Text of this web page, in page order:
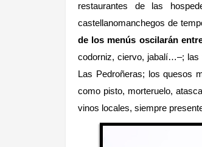
restaurantes de las
castellanomanchegos de
de los menús oscilarán
codorniz, ciervo, jabalí…–; las
Las Pedroñeras; los quesos
como pisto, morteruelo,
vinos locales, siempre